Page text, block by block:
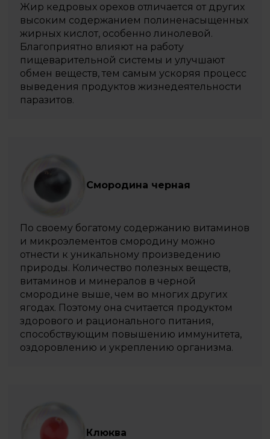
Жир кедровых орехов отличается от других
высоким содержанием полиненасыщенных
жирных кислот, особенно линолевой.
Благоприятно влияют на работу
пищеварительной системы и улучшают
обмен веществ, тем самым ускоряя процесс
выведения продуктов жизнедеятельности
паразитов.
Смородина черная
По своему богатому содержанию витаминов
и микроэлементов смородину можно
отнести к уникальному произведению
природы. Количество полезных веществ,
витаминов и минералов в черной
смородине выше, чем во многих других
ягодах. Поэтому она считается продуктом
здорового и рационального питания,
способствующим повышению иммунитета,
оздоровлению и укреплению организма.
Клюква